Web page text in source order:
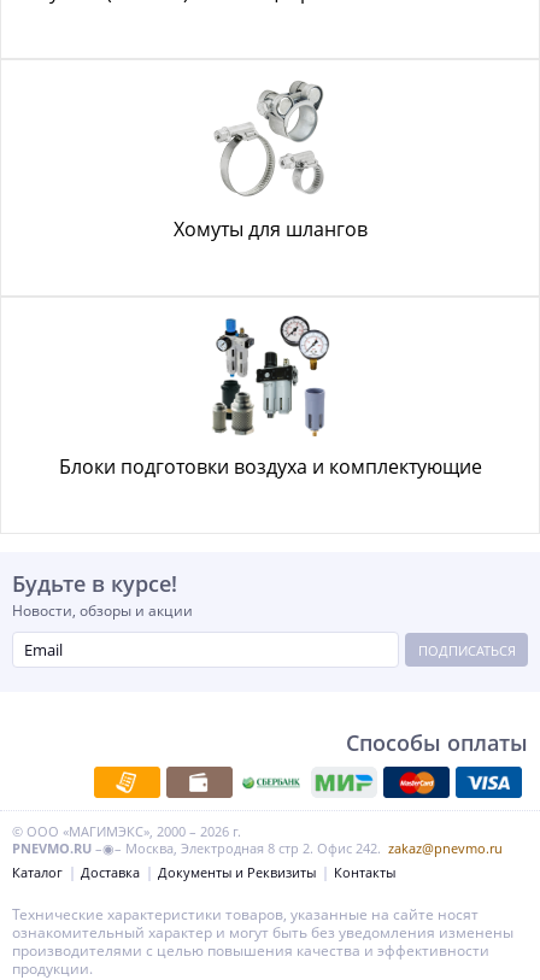
Хомуты для шлангов
Блоки подготовки воздуха и комплектующие
Будьте в курсе!
Новости, обзоры и акции
ПОДПИСАТЬСЯ
Способы оплаты
© ООО «МАГИМЭКС», 2000 – 2026 г.
PNEVMO.RU –◉– Москва, Электродная 8 стр 2. Офис 242. zakaz@pnevmo.ru
Каталог
Доставка Документы и Реквизиты Контакты
Технические характеристики товаров, указанные на сайте носят
ознакомительный характер и могут быть без уведомления изменены
производителями с целью повышения качества и эффективности
продукции.